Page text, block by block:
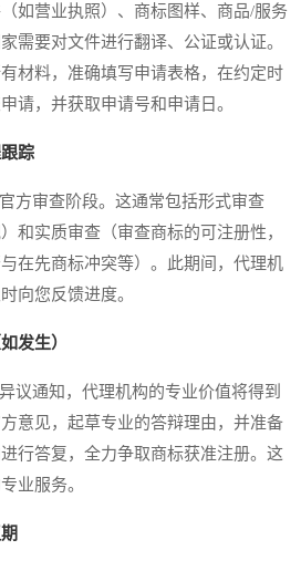
如营业执照）、商标图样、商品/服务
需要对文件进行翻译、公证或认证。
材料，准确填写申请表格，在约定时
请，并获取申请号和申请日。
踪
审查阶段。这通常包括形式审查
和实质审查（审查商标的可注册性，
在先商标冲突等）。此期间，代理机
向您反馈进度。
发生）
通知，代理机构的专业价值将得到
意见，起草专业的答辩理由，并准备
行答复，全力争取商标获准注册。这
业服务。